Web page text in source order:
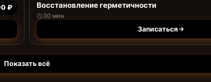
₽ Восстановление герметичности
30 мин
Записаться
Показать всё